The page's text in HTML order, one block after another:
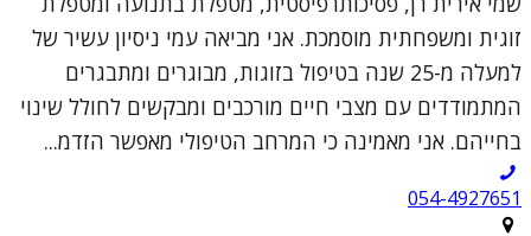
זוגית ומשפחתית מוסמכת. אני מביאה עמי ניסיון עשיר של
למעלה מ-25 שנה בטיפול בזוגות, מבוגרים ומתבגרים
המתמודדים עם מצבי חיים מורכבים ומבקשים לחולל שינוי
בחייהם. אני מאמינה כי המרחב הטיפולי מאפשר הזדמ...
054-4927651